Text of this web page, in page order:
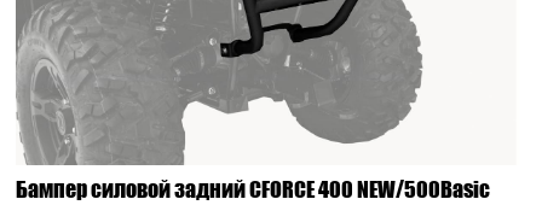
Бампер силовой задний CFORCE 400 NEW/500Basic